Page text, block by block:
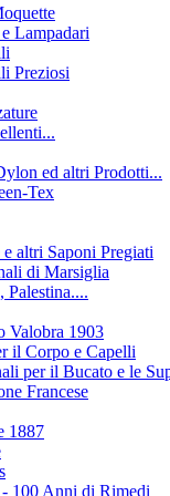
Lampadari
Preziosi
ed altri Prodotti...
Tex
altri Saponi Pregiati
di Marsiglia
Palestina....
Valobra 1903
il Corpo e Capelli
per il Bucato e le
Francese
1887
100 Anni di Rimedi